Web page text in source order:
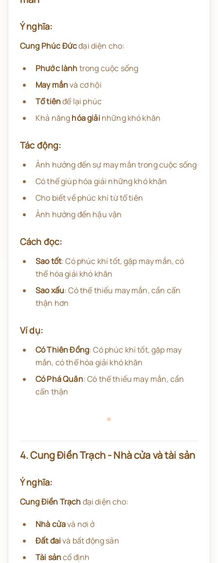
Ý nghĩa:
Cung Phúc Đứcđại diện cho:
Phước lànhtrong cuộc sống
May mắnvà cơ hội
Tổ tiênđể lại phúc
Khả nănghóa giảinhững khó khăn
Tác động:
Ảnh hưởng đến sự may mắn trong cuộc sống
Có thể giúp hóa giải những khó khăn
Cho biết về phúc khí từ tổ tiên
Ảnh hưởng đến hậu vận
Cách đọc:
Sao tốt: Có phúc khí tốt, gặp may mắn, có
thể hóa giải khó khăn
Sao xấu: Có thể thiếu may mắn, cần cẩn
thận hơn
Ví dụ:
Có Thiên Đồng: Có phúc khí tốt, gặp may
mắn, có thể hóa giải khó khăn
Có Phá Quân: Có thể thiếu may mắn, cần
cẩn thận
4. Cung Điền Trạch - Nhà cửa và tài sản
Ý nghĩa:
Cung Điền Trạchđại diện cho:
Nhà cửavà nơi ở
Đất đaivà bất động sản
Tài sảncố định